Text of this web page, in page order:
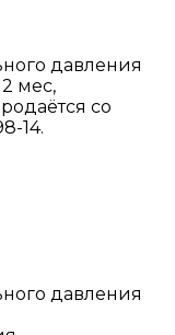
давления
мес,
со
14.
давления